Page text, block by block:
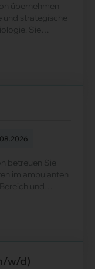
übernehmen
und strategische
Sie
betreuen Sie
im ambulanten
und
w/d)